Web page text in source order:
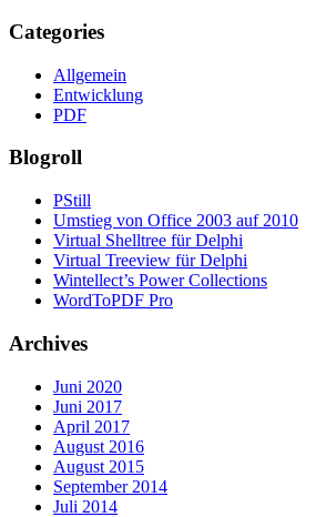
Categories
Allgemein
Entwicklung
PDF
Blogroll
PStill
Umstieg von Office 2003 auf 2010
Virtual Shelltree für Delphi
Virtual Treeview für Delphi
Wintellect’s Power Collections
WordToPDF Pro
Archives
Juni 2020
Juni 2017
April 2017
August 2016
August 2015
September 2014
Juli 2014